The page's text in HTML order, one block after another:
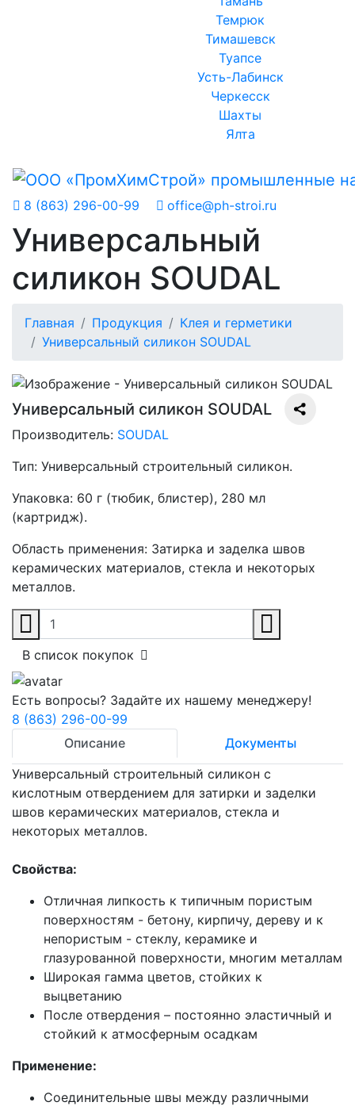
Темрюк
Тимашевск
Туапсе
Усть-Лабинск
Черкесск
Шахты
Ялта
8 (863) 296-00-99 office@ph-stroi.ru
Универсальный
силикон SOUDAL
Главная Продукция
Клея и герметики
Универсальный силикон SOUDAL
Универсальный силикон SOUDAL
Производитель: SOUDAL
Тип: Универсальный строительный силикон.
Упаковка: 60 г (тюбик, блистер), 280 мл
(картридж).
Область применения: Затирка и заделка швов
керамических материалов, стекла и некоторых
металлов.
В список покупок
Есть вопросы? Задайте их нашему менеджеру!
8 (863) 296-00-99
Описание
Документы
Универсальный строительный силикон с
кислотным отвердением для затирки и заделки
швов керамических материалов, стекла и
некоторых металлов.
Свойства:
Отличная липкость к типичным пористым
поверхностям - бетону, кирпичу, дереву и к
непористым - стеклу, керамике и
глазурованной поверхности, многим металлам
Широкая гамма цветов, стойких к
выцветанию
После отвердения – постоянно эластичный и
стойкий к атмосферным осадкам
Применение:
Соединительные швы между различными